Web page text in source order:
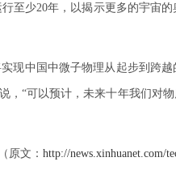
至少20年，以揭示更多的宇宙
中国中微子物理从起步到跨越
“可以预计，未来十年我们对
原文： http://news.xinhuanet.com/